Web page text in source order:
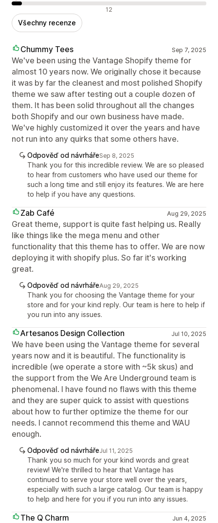
Negativní recenze 12
Všechny recenze
Chummy Tees Sep 7, 2025
We've been using the Vantage Shopify theme for
almost 10 years now. We originally chose it because
it was by far the cleanest and most polished Shopify
theme we saw after testing out a couple dozen of
them. It has been solid throughout all the changes
both Shopify and our own business have made.
We've highly customized it over the years and have
not run into any quirks that some others have.
Odpověď od návrhářeSep 8, 2025
Thank you for this incredible review. We are so pleased
to hear from customers who have used our theme for
such a long time and still enjoy its features. We are here
to help if you have any questions.
Zab Café Aug 29, 2025
Great theme, support is quite fast helping us. Really
like things like the mega menu and other
functionality that this theme has to offer. We are now
deploying it with shopify plus. So far it's working
great.
Odpověď od návrhářeAug 29, 2025
Thank you for choosing the Vantage theme for your
store and for your kind reply. Our team is here to help if
you run into any issues.
Artesanos Design Collection Jul 10, 2025
We have been using the Vantage theme for several
years now and it is beautiful. The functionality is
incredible (we operate a store with ~5k skus) and
the support from the We Are Underground team is
phenomenal. I have found no flaws with this theme
and they are super quick to assist with questions
about how to further optimize the theme for our
needs. I cannot recommend this theme and WAU
enough.
Odpověď od návrhářeJul 11, 2025
Thank you so much for your kind words and great
review! We're thrilled to hear that Vantage has
continued to serve your store well over the years,
especially with such a large catalog. Our team is happy
to help and here for you if you run into any issues.
The Q Charm Jun 4, 2025